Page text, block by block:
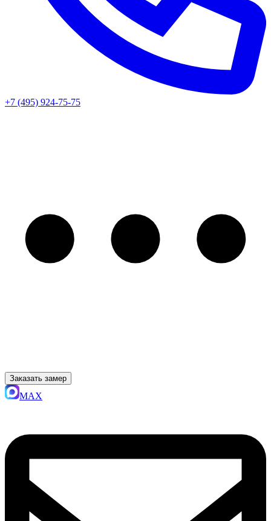
+7 (495) 924-75-75
Заказать замер
MAX